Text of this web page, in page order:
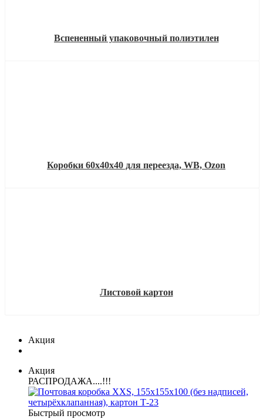
Вспененный упаковочный полиэтилен
Коробки 60х40х40 для переезда, WB, Ozon
Листовой картон
Акция
Акция
РАСПРОДАЖА....!!!
Быстрый просмотр